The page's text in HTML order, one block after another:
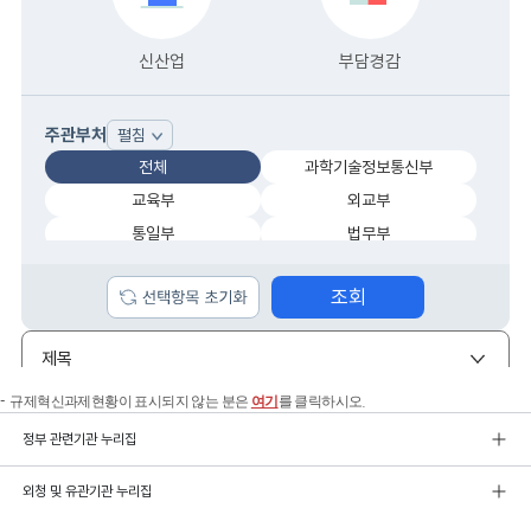
규제혁신과제현황이 표시되지 않는 분은 여기 를 클릭하시오.
정부 관련기관 누리집
외청 및 유관기관 누리집